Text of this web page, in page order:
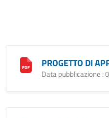
PROGETTO DI
Data pubblicazione :